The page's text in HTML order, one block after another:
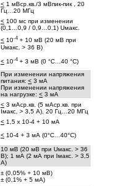
< 1 мВср.кв./3 мВпик-пик , 20
Гц…20 МГц
< 100 мс при изменении
(0,1…0,9 / 0,9…0.1) Uмакс.
< 10-4+ 10 мВ (20 мВ при
Uмакс. > 36 В)
< 10-4+ 3 мВ (0 °С…40 °С)
При изменении напряжения
питания: < 3 мА
При изменении напряжения
на нагрузке: < 3 мА
< 3 мАср.кв. (5 мАср.кв. при
Iмакс. > 3,5 А), 20 Гц…20 МГц
< 1,5 х 10-4 + 10 мА
< 10-4 + 3 мА (0°С…40°С)
10 мВ (20 мВ при Uмакс. > 36
В); 1 мА (2 мА при Iмакс. > 3,5
А)
± (0,05% + 10 мВ)
± (0,1% + 5 мА)